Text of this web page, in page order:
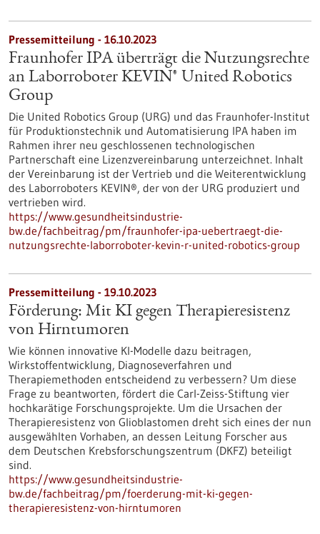
Pressemitteilung - 16.10.2023
Fraunhofer IPA überträgt die Nutzungsrechte
an Laborroboter KEVIN® United Robotics
Group
Die United Robotics Group (URG) und das Fraunhofer-Institut
für Produktionstechnik und Automatisierung IPA haben im
Rahmen ihrer neu geschlossenen technologischen
Partnerschaft eine Lizenzvereinbarung unterzeichnet. Inhalt
der Vereinbarung ist der Vertrieb und die Weiterentwicklung
des Laborroboters KEVIN®, der von der URG produziert und
vertrieben wird.
https://www.gesundheitsindustrie-
bw.de/fachbeitrag/pm/fraunhofer-ipa-uebertraegt-die-
nutzungsrechte-laborroboter-kevin-r-united-robotics-group
Pressemitteilung - 19.10.2023
Förderung: Mit KI gegen Therapieresistenz
von Hirntumoren
Wie können innovative KI-Modelle dazu beitragen,
Wirkstoffentwicklung, Diagnoseverfahren und
Therapiemethoden entscheidend zu verbessern? Um diese
Frage zu beantworten, fördert die Carl-Zeiss-Stiftung vier
hochkarätige Forschungsprojekte. Um die Ursachen der
Therapieresistenz von Glioblastomen dreht sich eines der nun
ausgewählten Vorhaben, an dessen Leitung Forscher aus
dem Deutschen Krebsforschungszentrum (DKFZ) beteiligt
sind.
https://www.gesundheitsindustrie-
bw.de/fachbeitrag/pm/foerderung-mit-ki-gegen-
therapieresistenz-von-hirntumoren